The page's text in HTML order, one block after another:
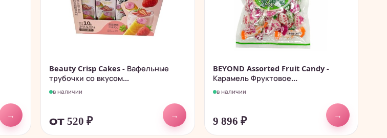
→
Beauty Crisp Cakes - Вафельные
трубочки со вкусом...
в наличии
от 520₽
→
BEYOND Assorted Fruit Candy -
Карамель Фруктовое...
в наличии
9 896 ₽
→